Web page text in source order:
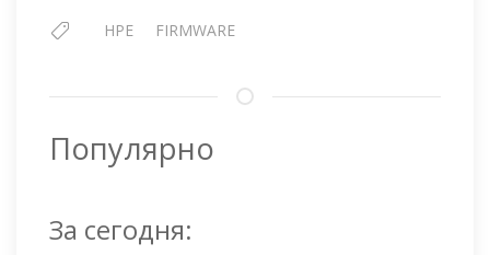
HPE FIRMWARE
Популярно
За сегодня: